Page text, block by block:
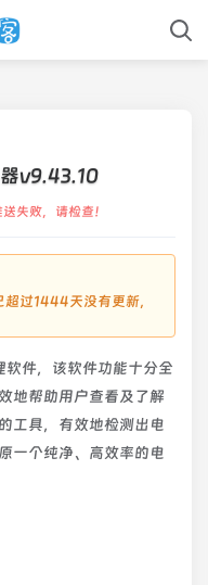
v9.43.10
送失败，请检查！
过1444天没有更新，
件，该软件功能十分全
地帮助用户查看及了解
工具，有效地检测出电
一个纯净、高效率的电